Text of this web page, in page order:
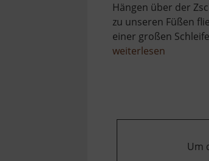
Hängen über der
zu unseren Füßen
einer großen
weiterlesen
Um